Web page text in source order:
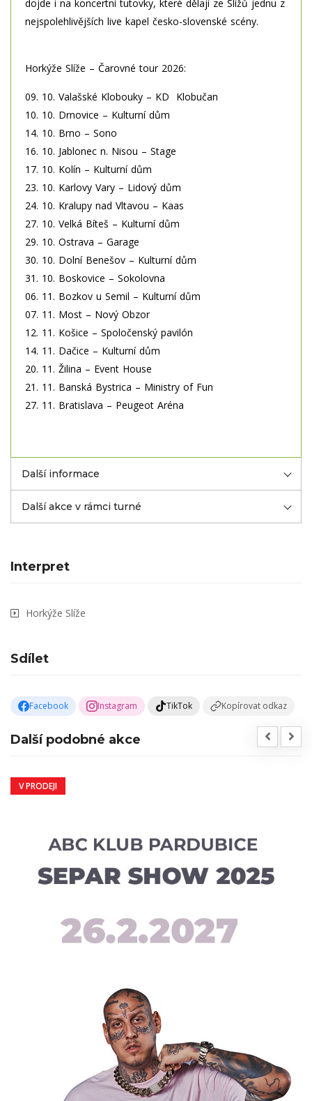
dojde i na koncertní tutovky, které dělají ze Slížů jednu z
nejspolehlivějších live kapel česko-slovenské scény.
Horkýže Slíže – Čarovné tour 2026:
09. 10. Valašské Klobouky – KD Klobučan
10. 10. Drnovice – Kulturní dům
14. 10. Brno – Sono
16. 10. Jablonec n. Nisou – Stage
17. 10. Kolín – Kulturní dům
23. 10. Karlovy Vary – Lidový dům
24. 10. Kralupy nad Vltavou – Kaas
27. 10. Velká Bíteš – Kulturní dům
29. 10. Ostrava – Garage
30. 10. Dolní Benešov – Kulturní dům
31. 10. Boskovice – Sokolovna
06. 11. Bozkov u Semil – Kulturní dům
07. 11. Most – Nový Obzor
12. 11. Košice – Spoločenský pavilón
14. 11. Dačice – Kulturní dům
20. 11. Žilina – Event House
21. 11. Banská Bystrica – Ministry of Fun
27. 11. Bratislava – Peugeot Aréna
Další informace
Další akce v rámci turné
Interpret
Horkýže Slíže
Sdílet
Facebook Instagram TikTok Kopírovat odkaz
Další podobné akce
V PRODEJI